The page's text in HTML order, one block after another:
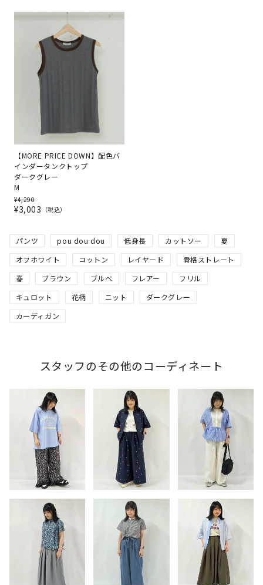
【MORE PRICE DOWN】配色バ
インダータンクトップ
ダークグレー
M
¥4,290
¥3,003 税込
パンツ pou dou dou 低身長 カットソー
夏
オフホワイト
コットン レイヤード
骨格ストレート
春
ブラウン ブルベ フレアー
フリル
キュロット
花柄 ニット
ダークグレー
カーディガン
スタッフのその他のコーディネート